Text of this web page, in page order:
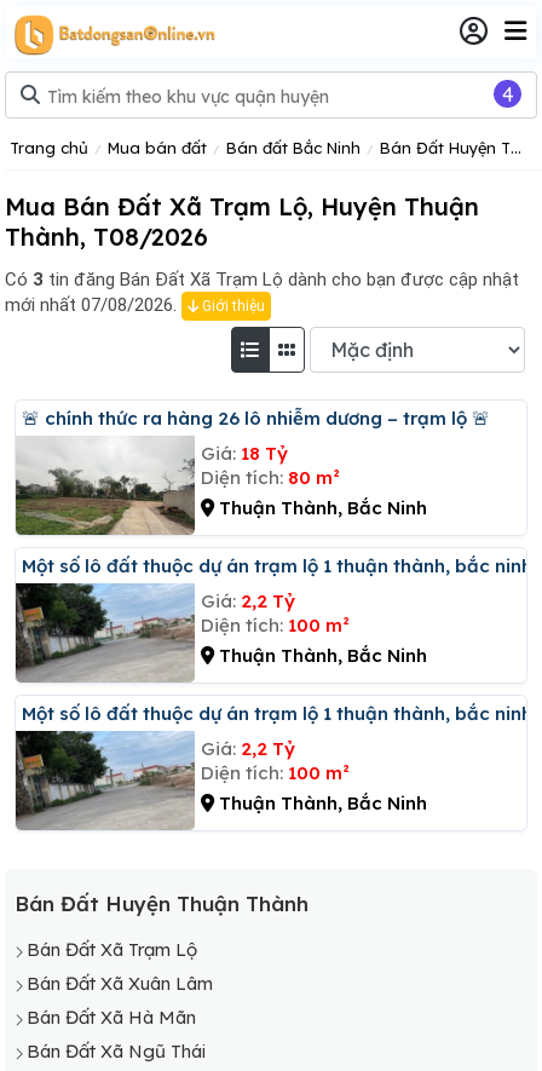
Trang chủ Mua bán đất Bán đất Bắc Ninh Bán Đất Huyện Thuận Thành
Mua Bán Đất Xã Trạm Lộ, Huyện Thuận
Thành, T08/2026
Có 3 tin đăng Bán Đất Xã Trạm Lộ dành cho bạn được cập nhật
mới nhất 07/08/2026.
Giới thiệu
🚨 chính thức ra hàng 26 lô nhiễm dương – trạm lộ 🚨
Giá: 18 Tỷ
Diện tích: 80 m²
Thuận Thành, Bắc Ninh
Một số lô đất thuộc dự án trạm lộ 1 thuận thành, bắc ninh
Giá: 2,2 Tỷ
Diện tích: 100 m²
Thuận Thành, Bắc Ninh
Một số lô đất thuộc dự án trạm lộ 1 thuận thành, bắc ninh
Giá: 2,2 Tỷ
Diện tích: 100 m²
Thuận Thành, Bắc Ninh
Bán Đất Huyện Thuận Thành
Bán Đất Xã Trạm Lộ
Bán Đất Xã Xuân Lâm
Bán Đất Xã Hà Mãn
Bán Đất Xã Ngũ Thái
4